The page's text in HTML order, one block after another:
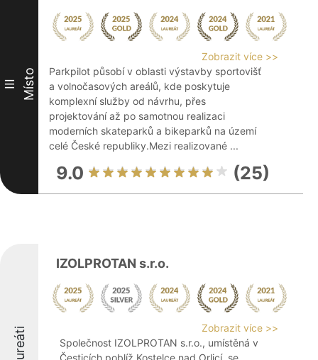
III Místo
Zobrazit více >>
Parkpilot působí v oblasti výstavby sportovišť
a volnočasových areálů, kde poskytuje
komplexní služby od návrhu, přes
projektování až po samotnou realizaci
moderních skateparků a bikeparků na území
celé České republiky.Mezi realizované ...
9.0 (25)
Laureáti
IZOLPROTAN s.r.o.
Zobrazit více >>
Společnost IZOLPROTAN s.r.o., umístěná v
Česticích poblíž Kostelce nad Orlicí, se